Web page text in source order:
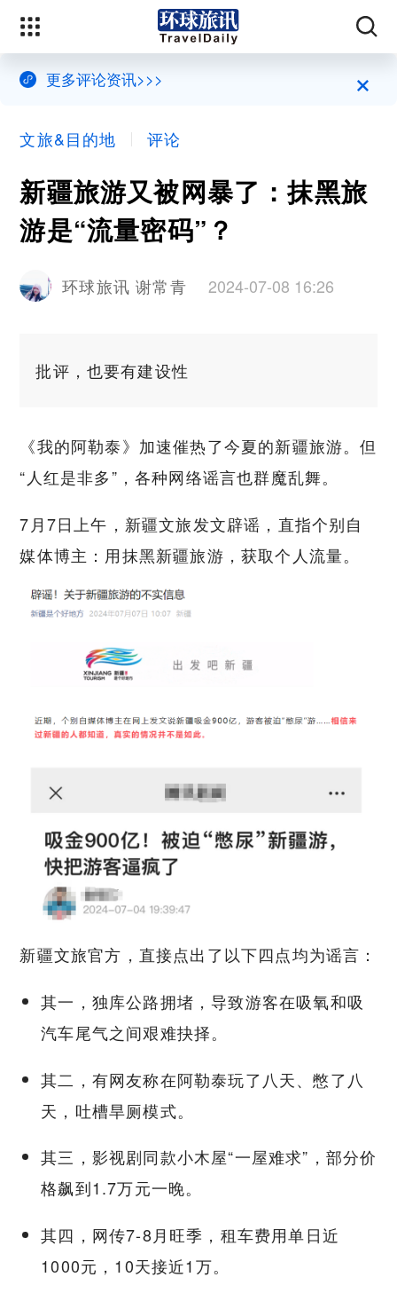
更多评论资讯>>> ×
文旅&目的地 评论
新疆旅游又被网暴了：抹黑旅
游是“流量密码”？
环球旅讯 谢常青 2024-07-08 16:26
批评，也要有建设性
《我的阿勒泰》加速催热了今夏的新疆旅游。但
“人红是非多”，各种网络谣言也群魔乱舞。
7月7日上午，新疆文旅发文辟谣，直指个别自
媒体博主：用抹黑新疆旅游，获取个人流量。
新疆文旅官方，直接点出了以下四点均为谣言：
其一，独库公路拥堵，导致游客在吸氧和吸
汽车尾气之间艰难抉择。
其二，有网友称在阿勒泰玩了八天、憋了八
天，吐槽旱厕模式。
其三，影视剧同款小木屋“一屋难求”，部分价
格飙到1.7万元一晚。
其四，网传7-8月旺季，租车费用单日近
1000元，10天接近1万。